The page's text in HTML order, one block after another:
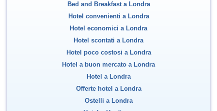
Bed and Breakfast a Londra
Hotel convenienti a Londra
Hotel economici a Londra
Hotel scontati a Londra
Hotel poco costosi a Londra
Hotel a buon mercato a Londra
Hotel a Londra
Offerte hotel a Londra
Ostelli a Londra